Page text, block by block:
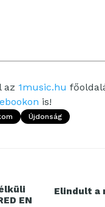
az 1music.hu
is!
Újdonság
EN
Elindult a